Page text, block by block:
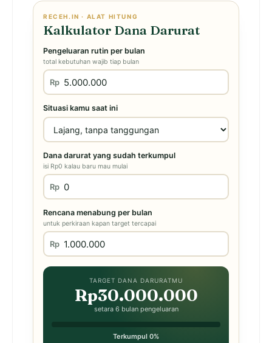
RECEH.IN · ALAT HITUNG
Kalkulator Dana Darurat
Pengeluaran rutin per bulan
total kebutuhan wajib tiap bulan
Rp
Situasi kamu saat ini
Dana darurat yang sudah terkumpul
isi Rp0 kalau baru mau mulai
Rp
Rencana menabung per bulan
untuk perkiraan kapan target tercapai
Rp
TARGET DANA DARURATMU
Rp30.000.000
setara 6 bulan pengeluaran
Terkumpul 0%